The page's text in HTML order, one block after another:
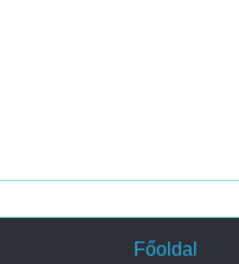
Főoldal